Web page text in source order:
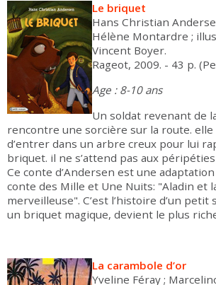
Le briquet
Hans Christian
Hélène Montardre ;
Vincent Boyer.
Rageot, 2009. - 43 p.
Age : 8-10 ans
Un soldat revenant de
rencontre une sorcière sur la route. elle
d’entrer dans un arbre creux pour lui
briquet. il ne s’attend pas aux
Ce conte d’Andersen est une
conte des Mille et Une Nuits: "Aladin et
merveilleuse". C’est l’histoire d’un petit
un briquet magique, devient le plus
La carambole d’or
Yveline Féray ;